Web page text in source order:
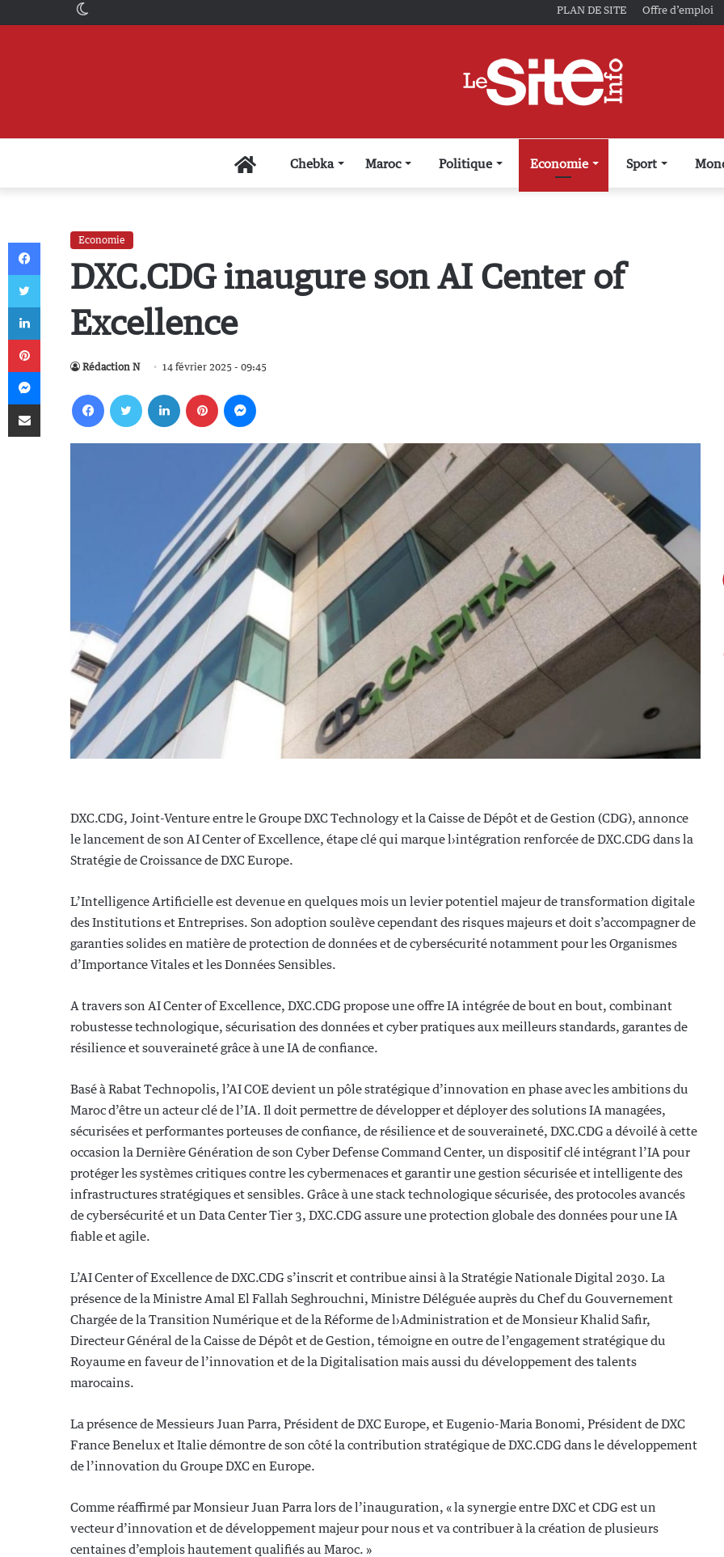
PLAN DE SITE Offre d’emploi
AccueilChebka Maroc Politique Economie Sport
Economie
DXC.CDG inaugure son AI Center of
Excellence
Rédaction N 14 février 2025 - 09:45
DXC.CDG, Joint-Venture entre le Groupe DXC Technology et la Caisse de Dépôt et de Gestion (CDG), annonce
le lancement de son AI Center of Excellence, étape clé qui marque l›intégration renforcée de DXC.CDG dans la
Stratégie de Croissance de DXC Europe.
L’Intelligence Artificielle est devenue en quelques mois un levier potentiel majeur de transformation digitale
des Institutions et Entreprises. Son adoption soulève cependant des risques majeurs et doit s’accompagner de
garanties solides en matière de protection de données et de cybersécurité notamment pour les Organismes
d’Importance Vitales et les Données Sensibles.
A travers son AI Center of Excellence, DXC.CDG propose une offre IA intégrée de bout en bout, combinant
robustesse technologique, sécurisation des données et cyber pratiques aux meilleurs standards, garantes de
résilience et souveraineté grâce à une IA de confiance.
Basé à Rabat Technopolis, l’AI COE devient un pôle stratégique d’innovation en phase avec les ambitions du
Maroc d’être un acteur clé de l’IA. Il doit permettre de développer et déployer des solutions IA managées,
sécurisées et performantes porteuses de confiance, de résilience et de souveraineté, DXC.CDG a dévoilé à cette
occasion la Dernière Génération de son Cyber Defense Command Center, un dispositif clé intégrant l’IA pour
protéger les systèmes critiques contre les cybermenaces et garantir une gestion sécurisée et intelligente des
infrastructures stratégiques et sensibles. Grâce à une stack technologique sécurisée, des protocoles avancés
de cybersécurité et un Data Center Tier 3, DXC.CDG assure une protection globale des données pour une IA
fiable et agile.
L’AI Center of Excellence de DXC.CDG s’inscrit et contribue ainsi à la Stratégie Nationale Digital 2030. La
présence de la Ministre Amal El Fallah Seghrouchni, Ministre Déléguée auprès du Chef du Gouvernement
Chargée de la Transition Numérique et de la Réforme de l›Administration et de Monsieur Khalid Safir,
Directeur Général de la Caisse de Dépôt et de Gestion, témoigne en outre de l’engagement stratégique du
Royaume en faveur de l’innovation et de la Digitalisation mais aussi du développement des talents
marocains.
La présence de Messieurs Juan Parra, Président de DXC Europe, et Eugenio-Maria Bonomi, Président de DXC
France Benelux et Italie démontre de son côté la contribution stratégique de DXC.CDG dans le développement
de l’innovation du Groupe DXC en Europe.
Comme réaffirmé par Monsieur Juan Parra lors de l’inauguration, « la synergie entre DXC et CDG est un
vecteur d’innovation et de développement majeur pour nous et va contribuer à la création de plusieurs
centaines d’emplois hautement qualifiés au Maroc. »
Facebook
Linkedin
Messenger